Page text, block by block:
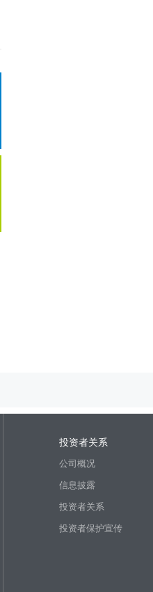
投资者关系
公司概况
信息披露
投资者关系
投资者保护宣传